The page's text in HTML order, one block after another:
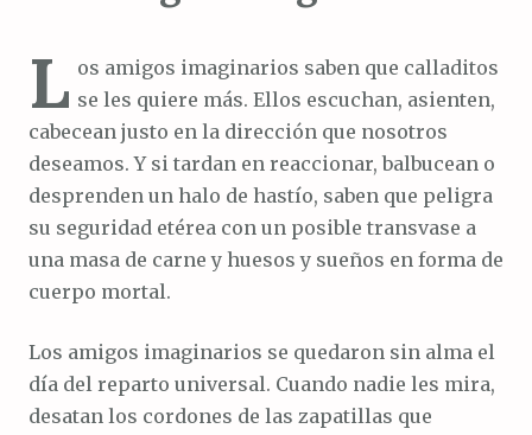
L os amigos imaginarios saben que calladitos
se les quiere más. Ellos escuchan, asienten,
cabecean justo en la dirección que nosotros
deseamos. Y si tardan en reaccionar, balbucean o
desprenden un halo de hastío, saben que peligra
su seguridad etérea con un posible transvase a
una masa de carne y huesos y sueños en forma de
cuerpo mortal.
Los amigos imaginarios se quedaron sin alma el
día del reparto universal. Cuando nadie les mira,
desatan los cordones de las zapatillas que